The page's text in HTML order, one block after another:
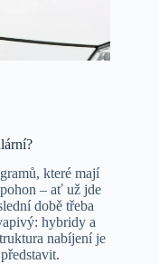
které mají
– ať už jde
době třeba
hybridy a
nabíjení je